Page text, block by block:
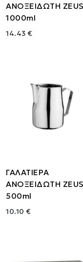
ΑΝΟΞΕΙΔΩΤΗ ZEUS
1000ml
14.43 €
ΓΑΛΑΤΙΕΡΑ
ΑΝΟΞΕΙΔΩΤΗ ZEUS
500ml
10.10 €